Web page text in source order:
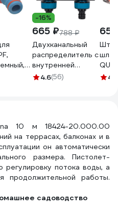
-16%
665 ₽788 ₽
Двухканальный
распределитель с
внутренней
резьбой GRINDA
4.6(56)
65
4.9
10 м 18424-20.000.00
на террасах, балконах и в
он автоматически
размера. Пистолет-
регулировку потока воды, а
продолжительной работы.
садоводство